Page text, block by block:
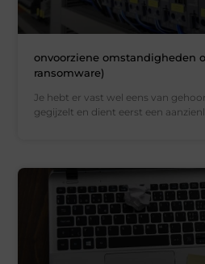
onvoorziene omstandigheden
ransomware)
Je hebt er vast wel eens van
gegijzelt en dient eerst een